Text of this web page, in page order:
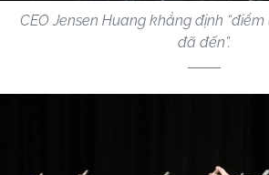
CEO Jensen Huang khẳng định
đã đến”.